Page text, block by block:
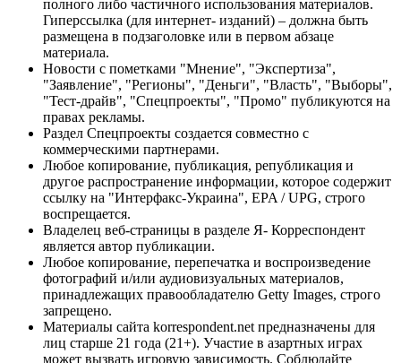
полного либо частичного использования материалов.
Гиперссылка (для интернет- изданий) – должна быть
размещена в подзаголовке или в первом абзаце
материала.
Новости с пометками "Мнение", "Экспертиза",
"Заявление", "Регионы", "Деньги", "Власть", "Выборы",
"Тест-драйв", "Спецпроекты", "Промо" публикуются на
правах рекламы.
Раздел Спецпроекты создается совместно с
коммерческими партнерами.
Любое копирование, публикация, републикация и
другое распространение информации, которое содержит
ссылку на "Интерфакс-Украина", EPA / UPG, строго
воспрещается.
Владелец веб-страницы в разделе Я- Корреспондент
является автор публикации.
Любое копирование, перепечатка и воспроизведение
фотографий и/или аудиовизуальных материалов,
принадлежащих правообладателю Getty Images, строго
запрещено.
Материалы сайта korrespondent.net предназначены для
лиц старше 21 года (21+). Участие в азартных играх
может вызвать игровую зависимость. Соблюдайте